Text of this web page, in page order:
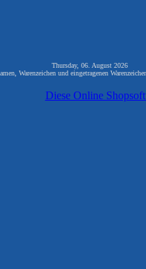
Thursday, 06. August 2026
Warenzeichen und eingetragenen
Diese Online